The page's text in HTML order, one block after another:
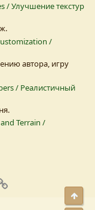
/ Улучшение текстур
/
автора, игру
/ Реалистичный
Terrain /